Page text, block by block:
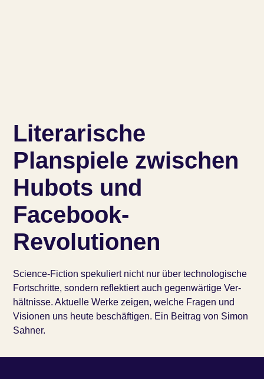
Literarische
Planspiele zwischen
Hubots und
Facebook-
Revolutionen
Sci­ence-Fic­tion spe­ku­liert nicht nur über tech­no­lo­gi­sche
Fort­schrit­te, son­dern reflek­tiert auch gegen­wär­ti­ge Ver­
hält­nis­se. Aktu­el­le Wer­ke zei­gen, wel­che Fra­gen und
Visio­nen uns heu­te beschäftigen. Ein Beitrag von Simon
Sahner.